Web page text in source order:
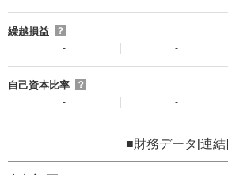
繰越損益
？
-
-
自己資本比率
？
-
-
■財務データ[連結]